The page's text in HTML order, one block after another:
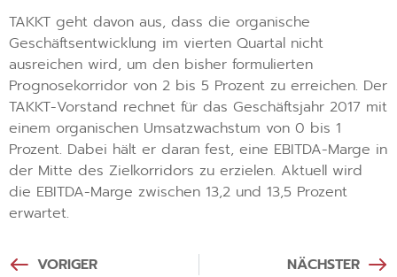
TAKKT geht davon aus, dass die organische
Geschäftsentwicklung im vierten Quartal nicht
ausreichen wird, um den bisher formulierten
Prognosekorridor von 2 bis 5 Prozent zu erreichen. Der
TAKKT-Vorstand rechnet für das Geschäftsjahr 2017 mit
einem organischen Umsatzwachstum von 0 bis 1
Prozent. Dabei hält er daran fest, eine EBITDA-Marge in
der Mitte des Zielkorridors zu erzielen. Aktuell wird
die EBITDA-Marge zwischen 13,2 und 13,5 Prozent
erwartet.
VORIGER NÄCHSTER